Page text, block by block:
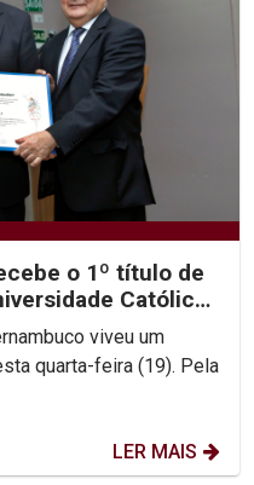
o 1º título de
Católica
viveu um
quarta-feira (19). Pela
LER MAIS